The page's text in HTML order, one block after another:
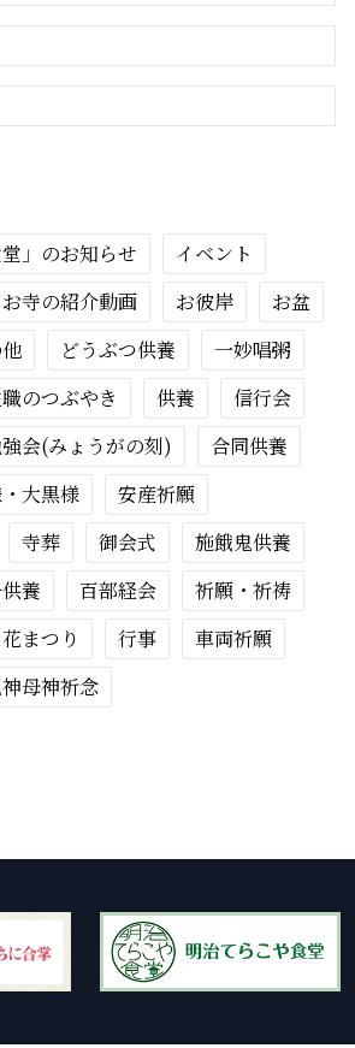
」のお知らせ
イベント
お寺の紹介動画 お彼岸
お盆
どうぶつ供養
一妙唱粥
のつぶやき 供養
信行会
会(みょうがの刻)
合同供養
大黒様
安産祈願
寺葬 御会式
施餓鬼供養
養 百部経会
祈願・祈祷
花まつり 行事
車両祈願
母神祈念